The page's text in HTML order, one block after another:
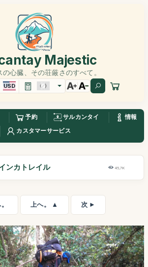
Majestic
の心臓、その荘厳さのすべて。
USD
予約 サルカンタイ
情報
カスタマーサービス
ンカトレイル 45,7K
上へ。 ▲ 次 ►